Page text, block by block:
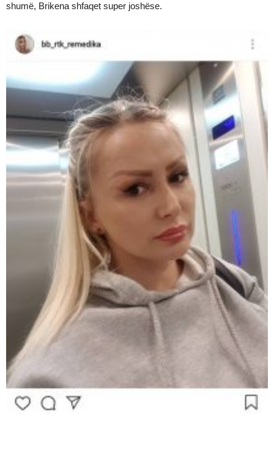
shumë, Brikena shfaqet super joshëse.